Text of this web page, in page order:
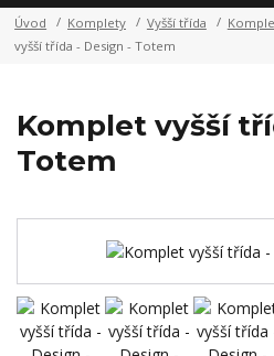
Úvod Komplety Vyšší třída
vyšší třída - Design - Totem
Komplet vyšší
Totem